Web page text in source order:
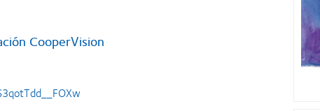
CooperVision